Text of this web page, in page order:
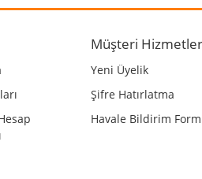
resmi kalitesiz, bozuk veya
bilgilerinde hatalar bulunuyor.
fiyatı diğer sitelerden daha pahalı.
benzer farklı alternatifler olmalı.
Müşteri
Yeni Üyelik
Şifre Hatırlatma
Havale Bildirim